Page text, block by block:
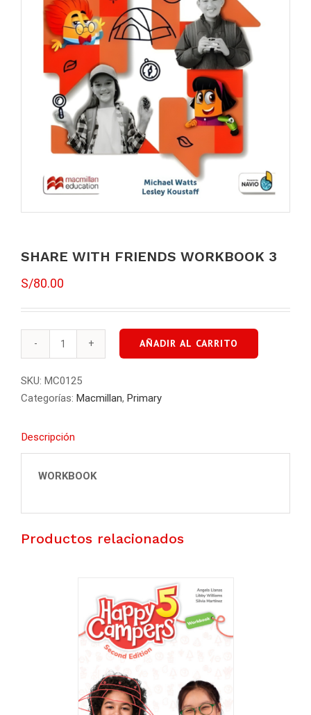
SHARE WITH FRIENDS WORKBOOK 3
S/80.00
SHARE
FRIENDS
WORKBOOK
cantidad
AÑADIR AL CARRITO
SKU: MC0125
Categorías: Macmillan, Primary
Descripción
WORKBOOK
Productos relacionados